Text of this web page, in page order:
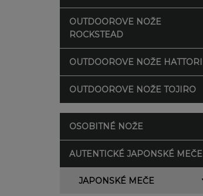
OUTDOOROVE NOŽE
ROCKSTEAD
OUTDOOROVE NOŽE HATTORI
OUTDOOROVE NOŽE TOJIRO
OSOBITNÉ NOŽE
AUTENTICKÉ JAPONSKÉ MEČE
JAPONSKÉ MEČE